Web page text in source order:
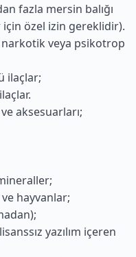
fazla mersin balığı
özel izin gereklidir).
narkotik veya psikotrop
ilaçlar;
aksesuarları;
hayvanlar;
yazılım içeren